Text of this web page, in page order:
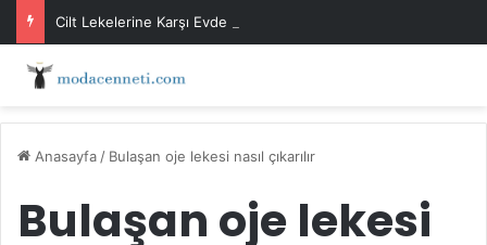
Cilt Lekelerine Karşı Evde Maske Önerileri
Anasayfa / Bulaşan oje lekesi nasıl çıkarılır
Bulaşan oje lekesi